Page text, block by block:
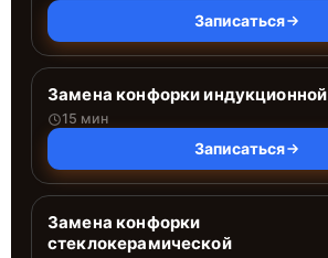
Записаться
Замена конфорки индукционной
15 мин
Записаться
Замена конфорки
стеклокерамической